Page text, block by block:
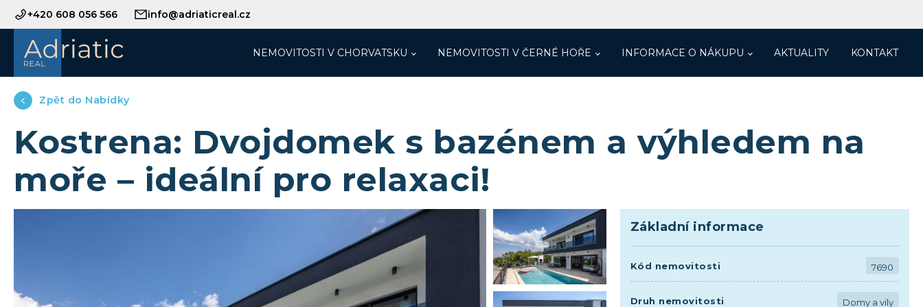
+420 608 056 566 info@adriaticreal.cz
NEMOVITOSTI V CHORVATSKU NEMOVITOSTI V ČERNÉ HOŘE INFORMACE O NÁKUPU AKTUALITY KONTAKT
Zpět do Nabídky
Kostrena: Dvojdomek s bazénem a výhledem na
moře – ideální pro relaxaci!
Základní informace
Kód nemovitosti 7690
Druh nemovitosti Domy a vily